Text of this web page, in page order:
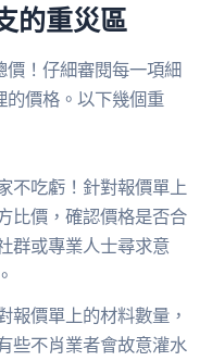
的重災區
！仔細審閱每一項細
的價格。以下幾個重
不吃虧！針對報價單上
比價，確認價格是否合
群或專業人士尋求意
報價單上的材料數量，
些不肖業者會故意灌水